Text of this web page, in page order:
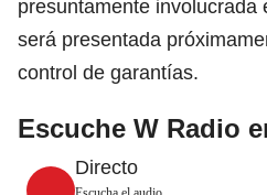
presuntamente involucrada
será presentada
control de garantías.
Escuche W Radio
Directo